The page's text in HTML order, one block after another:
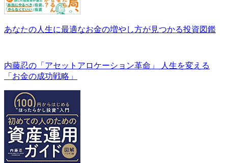
あなたの人生に最適なお金の増やし方が見つかる投資図鑑
内藤忍の「アセットアロケーション革命」 人生を変える
「お金の成功戦略」